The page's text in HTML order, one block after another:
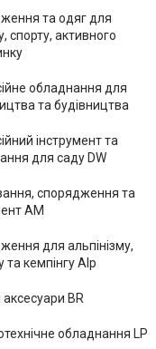
та одяг для
спорту, активного
обладнання для
та будівництва
інструмент та
для саду DW
спорядження та
AM
для альпінізму,
та кемпінгу Alp
аксесуари BR
обладнання LP